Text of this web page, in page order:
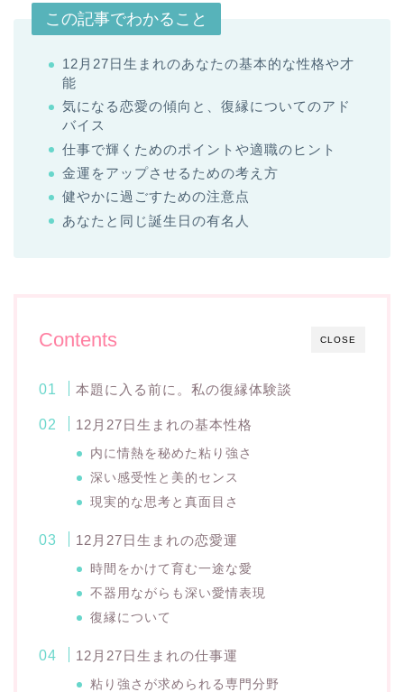
この記事でわかること
12月27日生まれのあなたの基本的な性格や才
能
気になる恋愛の傾向と、復縁についてのアド
バイス
仕事で輝くためのポイントや適職のヒント
金運をアップさせるための考え方
健やかに過ごすための注意点
あなたと同じ誕生日の有名人
CLOSE
Contents
本題に入る前に。私の復縁体験談
12月27日生まれの基本性格
内に情熱を秘めた粘り強さ
深い感受性と美的センス
現実的な思考と真面目さ
12月27日生まれの恋愛運
時間をかけて育む一途な愛
不器用ながらも深い愛情表現
復縁について
12月27日生まれの仕事運
粘り強さが求められる専門分野